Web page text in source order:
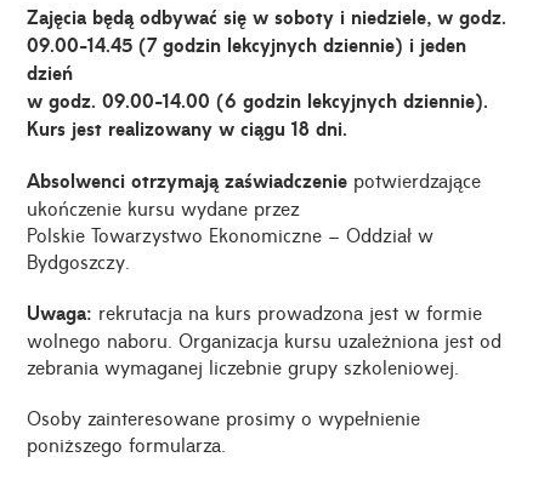
Zajęcia będą odbywać się w soboty i niedziele, w godz.
09.00-14.45 (7 godzin lekcyjnych dziennie) i jeden
dzień
w godz. 09.00-14.00 (6 godzin lekcyjnych dziennie).
Kurs jest realizowany w ciągu 18 dni.
Absolwenci otrzymają zaświadczenie potwierdzające
ukończenie kursu wydane przez
Polskie Towarzystwo Ekonomiczne – Oddział w
Bydgoszczy.
Uwaga: rekrutacja na kurs prowadzona jest w formie
wolnego naboru. Organizacja kursu uzależniona jest od
zebrania wymaganej liczebnie grupy szkoleniowej.
Osoby zainteresowane prosimy o wypełnienie
poniższego formularza.